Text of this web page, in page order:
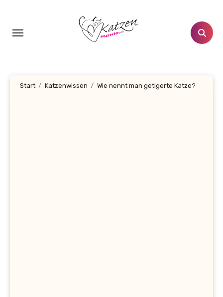
springen
Start Katzenwissen Wie nennt man getigerte Katze?